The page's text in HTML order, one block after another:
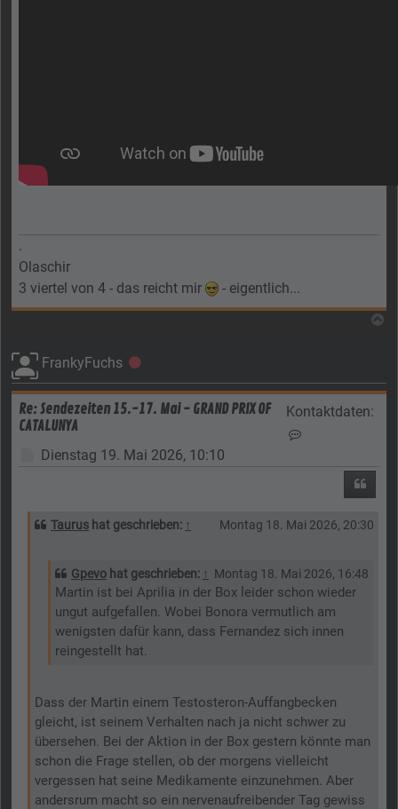
.
Olaschir
3 viertel von 4 - das reicht mir
- eigentlich...
FrankyFuchs Offline
Re: Sendezeiten 15.-17. Mai - GRAND PRIX OF
CATALUNYA
Kontaktdaten:
Beitrag
Dienstag 19. Mai 2026, 10:10
Taurus hat geschrieben: ↑ Montag 18. Mai 2026, 20:30
Gpevo hat geschrieben: ↑ Montag 18. Mai 2026, 16:48
Martin ist bei Aprilia in der Box leider schon wieder
ungut aufgefallen. Wobei Bonora vermutlich am
wenigsten dafür kann, dass Fernandez sich innen
reingestellt hat.
Dass der Martin einem Testosteron-Auffangbecken
gleicht, ist seinem Verhalten nach ja nicht schwer zu
übersehen. Bei der Aktion in der Box gestern könnte man
schon die Frage stellen, ob der morgens vielleicht
vergessen hat seine Medikamente einzunehmen. Aber
andersrum macht so ein nervenaufreibender Tag gewiss